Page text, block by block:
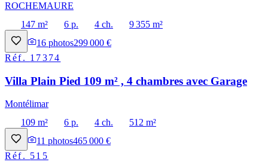
ROCHEMAURE
147 m²
6 p. 4 ch.
9 355 m²
16 photos299 000 €
Réf. 17374
Villa Plain Pied 109 m² , 4 chambres avec Garage
Montélimar
109 m²
6 p. 4 ch.
512 m²
11 photos465 000 €
Réf. 515